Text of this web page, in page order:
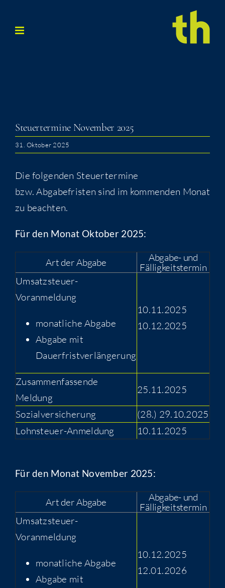
Inhalt
Steu­er­ter­mi­ne Novem­ber 2025
31. Oktober 2025
Die folgenden Steuertermine
bzw. Abgabefristen sind im kommenden Monat
zu beachten.
Für den Monat Oktober 2025:
Art der Abgabe
Abgabe- und
Fälligkeitstermin
Umsatzsteuer-
Voranmeldung
monatliche Abgabe
Abgabe mit
Dauerfristverlängerung
10.11.2025
10.12.2025
Zusammenfassende
Meldung
25.11.2025
Sozialversicherung
(28.) 29.10.2025
Lohnsteuer-Anmeldung
10.11.2025
Für den Monat November 2025:
Art der Abgabe
Abgabe- und
Fälligkeitstermin
Umsatzsteuer-
Voranmeldung
monatliche Abgabe
Abgabe mit
10.12.2025
12.01.2026